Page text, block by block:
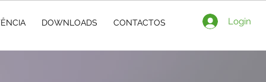
DOWNLOADS CONTACTOS Login